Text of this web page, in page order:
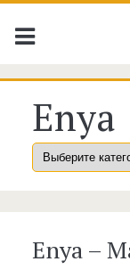
Метка:
Enya
Enya –